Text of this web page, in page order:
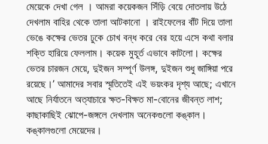
মেয়েকে দেখা গেল । আমরা কয়েকজন সিঁড়ি বেয়ে দোতলায় উঠে
দেখলাম বাহির থেকে তালা আটকানো । রাইফেলের বাঁট দিয়ে তালা
ভেঙে কক্ষের ভেতর ঢুকে চোখ বন্ধ করে বের হয়ে এসে কথা বলার
শক্তি হারিয়ে ফেললাম। কয়েক মুহূর্ত এভাবে কাটলো। কক্ষের
ভেতর চারজন মেয়ে, দুইজন সম্পূর্ণ উলঙ্গ, দুইজন শুধু জাঙ্গিয়া পরে
রয়েছে।’ আমাদের সবার স্মৃতিতেই এই ভয়ংকর দৃশ্য আছে; এখানে
আছে নির্যাতনে অত্যাচারে ক্ষত-বিক্ষত মা-বোনের জীবন্ত লাশ;
কাছাকাছিই ঝোপে-জঙ্গলে দেখলাম অনেকগুলো কঙ্কাল।
কঙ্কালগুলো মেয়েদের।